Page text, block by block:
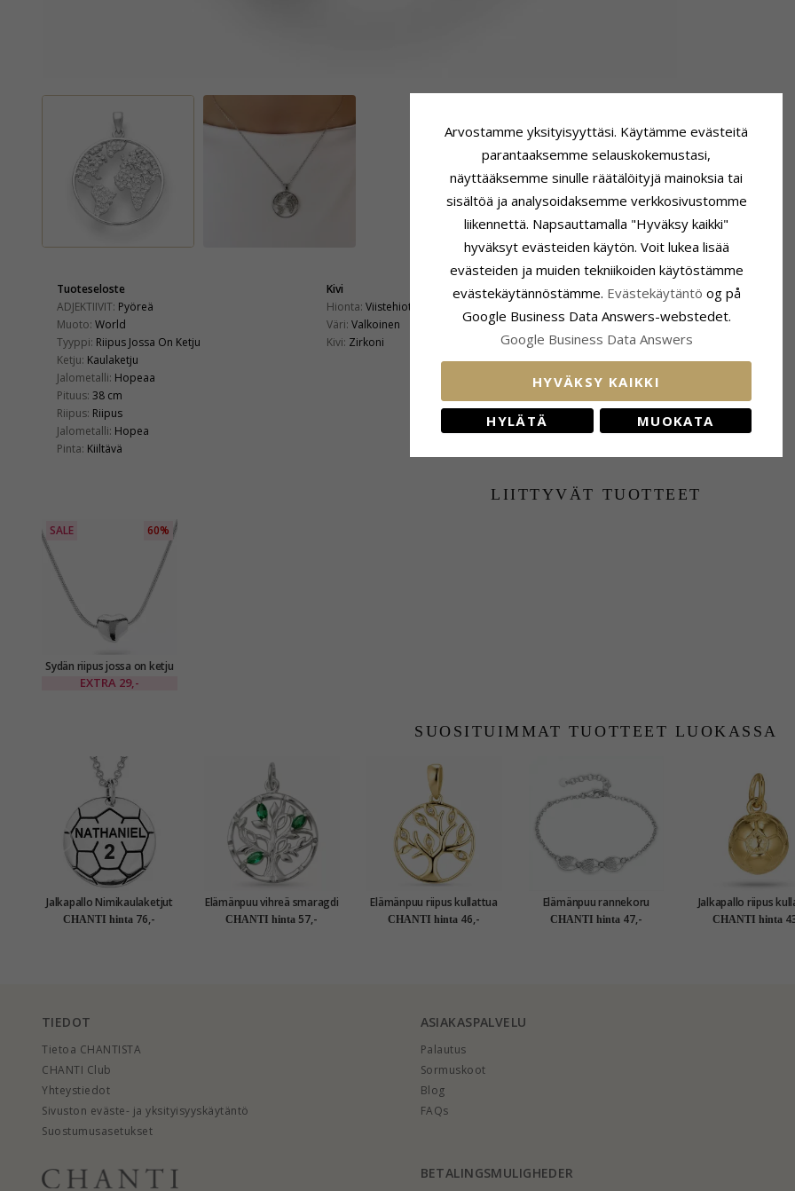
Tuoteseloste
ADJEKTIIVIT: Pyöreä
Muoto: World
Tyyppi: Riipus Jossa On Ketju
Ketju: Kaulaketju
Jalometalli: Hopeaa
Pituus: 38 cm
Riipus: Riipus
Jalometalli: Hopea
Pinta: Kiiltävä
Kivi
Hionta: Viistehiottu
Väri: Valkoinen
Kivi: Zirkoni
Toimitusaika
4-5 Arkipäivä
LIITTYVÄT TUOTTEET
SALE 60%
Sydän riipus jossa on ketju
hopeaa
EXTRA 29,-
SUOSITUIMMAT TUOTTEET LUOKASSA
Jalkapallo Nimikaulaketjut
riipus hopeaa - My Letter
CHANTI hinta 76,-
Elämänpuu vihreä smaragdi
riipus hopeaa
CHANTI hinta 57,-
Elämänpuu riipus kullattua
hopeaa
CHANTI hinta 46,-
Elämänpuu rannekoru
rodinoitua hopeaa riipus
CHANTI hinta 47,-
Jalkapallo riipus kullattua
hopeaa
CHANTI hinta
TIEDOT
Tietoa CHANTISTA
CHANTI Club
Yhteystiedot
Sivuston eväste- ja yksityisyyskäytäntö
Suostumusasetukset
ASIAKASPALVELU
Palautus
Sormuskoot
Blog
FAQs
BETALINGSMULIGHEDER
Arvostamme yksityisyyttäsi. Käytämme evästeitä
parantaaksemme selauskokemustasi,
näyttääksemme sinulle räätälöityjä mainoksia tai
sisältöä ja analysoidaksemme verkkosivustomme
liikennettä. Napsauttamalla "Hyväksy kaikki"
hyväksyt evästeiden käytön. Voit lukea lisää
evästeiden ja muiden tekniikoiden käytöstämme
evästekäytännöstämme. Evästekäytäntö og på
Google Business Data Answers-webstedet.
Google Business Data Answers
HYVÄKSY KAIKKI
HYLÄTÄ MUOKATA